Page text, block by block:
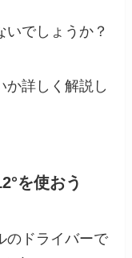
でしょうか？
か詳しく解説し
を使おう
のドライバーで